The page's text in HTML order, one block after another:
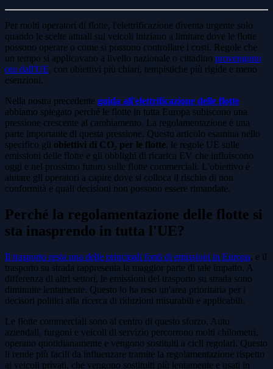
Per molti operatori di flotte, l'elettrificazione diventa urgente solo
quando le scelte attuali sui veicoli iniziano a limitare dove le flotte
possono operare o come si possono controllare i costi. Regole che
un tempo si applicavano a livello nazionale o cittadino provengono
ora dall'UE, con obiettivi più chiari, tempistiche più rigide e meno
esenzioni.
Nella nostra precedente guida all'elettrificazione delle flotte
abbiamo spiegato perché le flotte in tutta Europa subiscono una
pressione crescente al cambiamento. La regolamentazione è una
parte importante di questa pressione. Questo articolo esamina nello
specifico gli obiettivi di CO₂ per le flotte, le regole UE sulle
emissioni delle flotte e gli obblighi di ricarica EV che influiscono
oggi e nel prossimo futuro sulle flotte commerciali. L'obiettivo è
aiutare gli operatori a capire dove si colloca il rischio di non
conformità e quali decisioni non possono essere rimandate.
Perché la regolamentazione delle flotte si
sta inasprendo in tutta l'UE?
Il trasporto resta una delle principali fonti di emissioni in Europa, e il
trasporto su strada rappresenta la maggior parte di tale impatto. A
differenza di altri settori, le emissioni del trasporto su strada sono
diminuite lentamente. Questo lo ha reso un'area prioritaria per i
decisori politici alla ricerca di riduzioni misurabili e applicabili.
Le flotte commerciali sono al centro di questo sforzo. Auto
aziendali, furgoni e veicoli di servizio percorrono molti chilometri,
operano quotidianamente e vengono sostituiti a cicli regolari. Questo
li rende più facili da influenzare tramite la regolamentazione rispetto
ai veicoli privati, che vengono sostituiti più lentamente e usati in